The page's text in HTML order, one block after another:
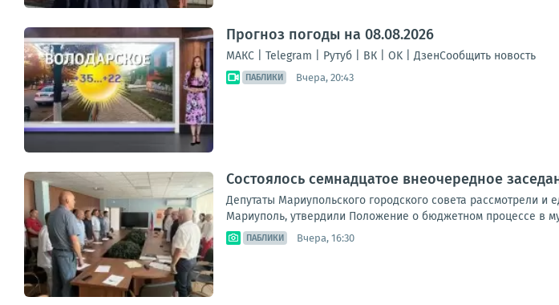
Прогноз погоды на 08.08.2026
МАКС | Telegram | Рутуб | ВК | OK | ДзенСообщить новость
ПАБЛИКИ Вчера, 20:43
Состоялось семнадцатое внеочередное
Депутаты Мариупольского городского совета рассмотрели
Мариуполь, утвердили Положение о бюджетном процессе в
ПАБЛИКИ Вчера, 16:30